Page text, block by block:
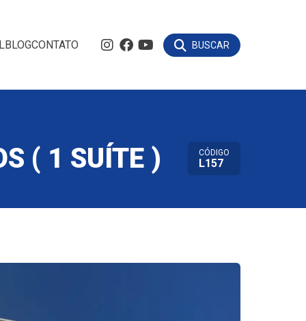
BLOGCONTATO BUSCAR
( 1 SUÍTE ) CÓDIGO
L157